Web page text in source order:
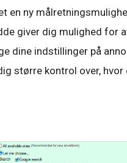
ny
giver dig mulighed for
dine indstillinger på
større kontrol over,